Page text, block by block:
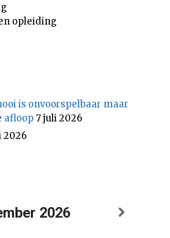
opleiding
is onvoorspelbaar maar
afloop7 juli 2026
2026
2026